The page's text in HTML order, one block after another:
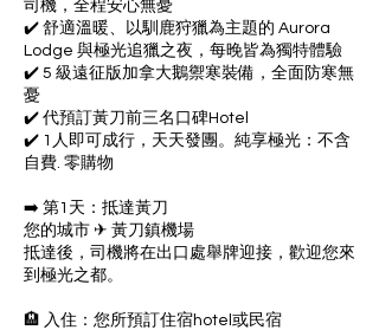
司機，全程安心無憂
✔️ 舒適溫暖、以馴鹿狩獵為主題的 Aurora
Lodge 與極光追獵之夜，每晚皆為獨特體驗
✔️ 5 級遠征版加拿大鵝禦寒裝備，全面防寒無
憂
✔️ 代預訂黃刀前三名口碑Hotel
✔️ 1人即可成行，天天發團。純享極光：不含
自費. 零購物
➡️ 第1天：抵達黃刀
您的城市 ✈ 黃刀鎮機場
抵達後，司機將在出口處舉牌迎接，歡迎您來
到極光之都。
🏨 入住：您所預訂住宿hotel或民宿